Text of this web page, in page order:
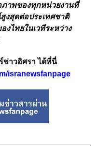
ภาพของทุกหน่วยงานที่
งสุดต่อประเทศชาติ
ไทยในเวทีระหว่าง
ข่าวอิศรา ได้ที่นี่
isranewsfanpage